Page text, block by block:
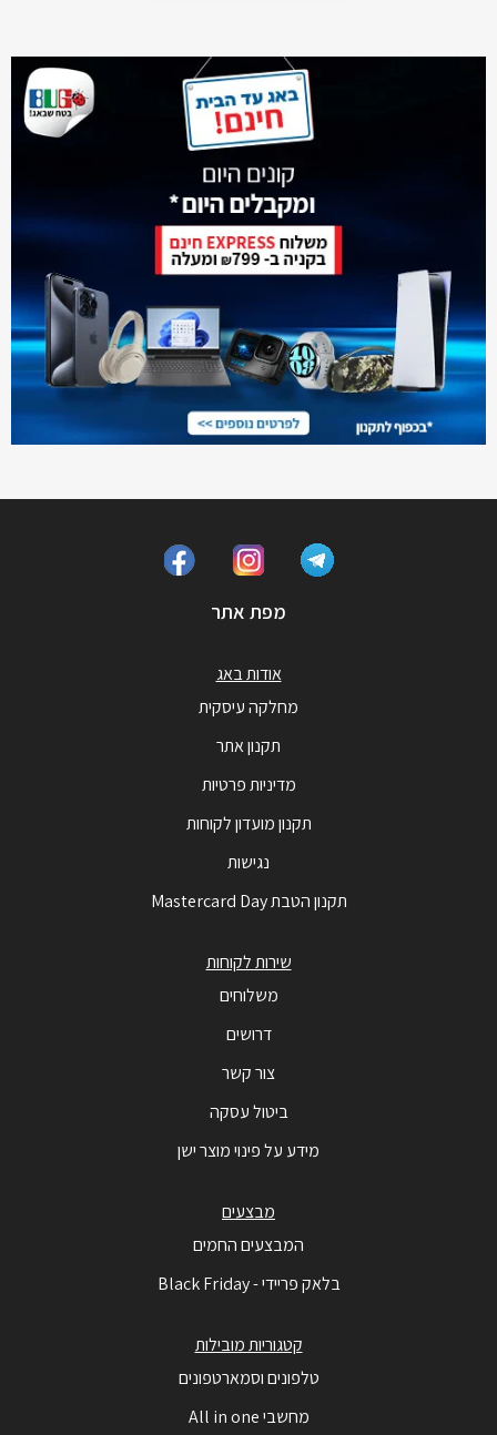
מפת אתר
אודות באג
מחלקה עיסקית
תקנון אתר
מדיניות פרטיות
תקנון מועדון לקוחות
נגישות
תקנון הטבת Mastercard Day
שירות לקוחות
משלוחים
דרושים
צור קשר
ביטול עסקה
מידע על פינוי מוצר ישן
מבצעים
המבצעים החמים
בלאק פריידי - Black Friday
קטגוריות מובילות
טלפונים וסמארטפונים
מחשבי All in one